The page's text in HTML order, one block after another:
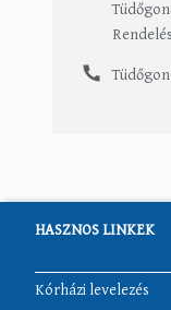
HASZNOS LINKEK
Kórházi levelezés